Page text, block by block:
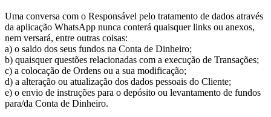
Uma conversa com o Responsável pelo tratamento de dados através
da aplicação WhatsApp nunca conterá quaisquer links ou anexos,
nem versará, entre outras coisas:
a) o saldo dos seus fundos na Conta de Dinheiro;
b) quaisquer questões relacionadas com a execução de Transações;
c) a colocação de Ordens ou a sua modificação;
d) a alteração ou atualização dos dados pessoais do Cliente;
e) o envio de instruções para o depósito ou levantamento de fundos
para/da Conta de Dinheiro.